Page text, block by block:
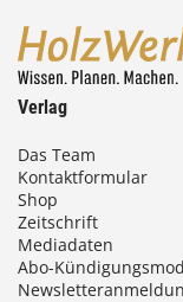
Verlag
Das Team
Kontaktformular
Shop
Zeitschrift
Mediadaten
Abo-